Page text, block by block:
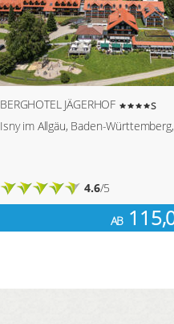
BERGHOTEL JÄGERHOF
s
Isny im Allgäu, Baden-
4.6/5
AB